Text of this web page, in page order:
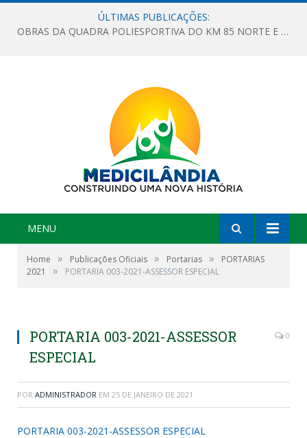
ÚLTIMAS PUBLICAÇÕES:
OBRAS DA QUADRA POLIESPORTIVA DO KM 85 NORTE E DA ESCOLA GASPAR VIANA AVANÇAM
MENU
Home » Publicações Oficiais » Portarias »
PORTARIAS
2021
» PORTARIA 003-2021-ASSESSOR ESPECIAL
PORTARIA 003-2021-ASSESSOR
ESPECIAL
0
POR ADMINISTRADOR EM 25 DE JANEIRO DE 2021
PORTARIA 003-2021-ASSESSOR ESPECIAL